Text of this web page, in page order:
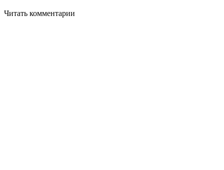
Читать комментарии